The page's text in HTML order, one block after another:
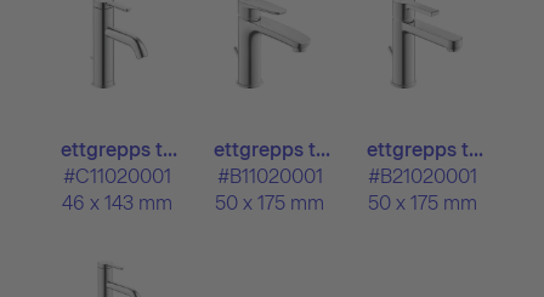
ettgrepps t...
#C11020001
46 x 143 mm
ettgrepps t...
#B11020001
50 x 175 mm
ettgrepps t...
#B21020001
50 x 175 mm